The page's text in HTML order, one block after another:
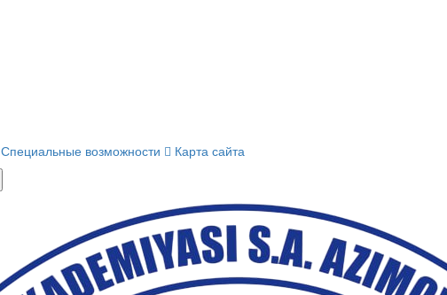
Специальные возможности Карта сайта